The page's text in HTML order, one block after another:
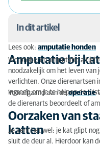
In dit artikel
Amputatie bij
Oorzaken van
Oorzaken van
katten
Oorzaken van
Lees ook: amputatie honden
Amputatie bij
We proberen amputatie altijd
noodzakelijk om het leven
verlichten. Onze dierenartsen
ingreep om je te helpen de
Voorafgaand aan deoperatie
de dierenarts beoordeelt of
Oorzaken van
katten
Je kent het wel: je kat glipt
sluit de deur al. Hierdoor kan